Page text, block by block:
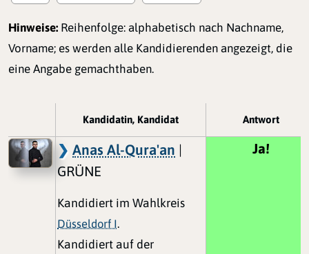
Hinweise: Reihenfolge: alphabetisch nach Nachname,
Vorname; es werden alle Kandidierenden angezeigt, die
eine Angabe gemachthaben.
Kandidatin, Kandidat Antwort
Anas Al-Qura'an |
GRÜNE
Kandidiert im Wahlkreis
Düsseldorf I.
Kandidiert auf der
Ja!